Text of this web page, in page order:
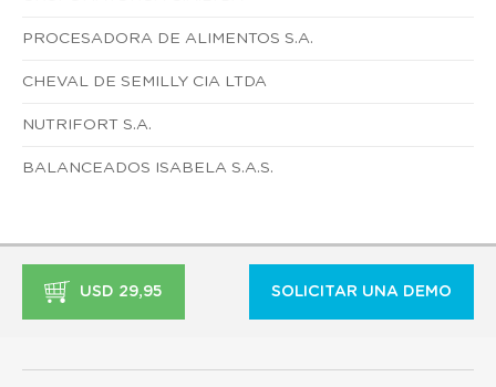
PROCESADORA DE ALIMENTOS S.A.
CHEVAL DE SEMILLY CIA LTDA
NUTRIFORT S.A.
BALANCEADOS ISABELA S.A.S.
USD 29,95 SOLICITAR UNA DEMO